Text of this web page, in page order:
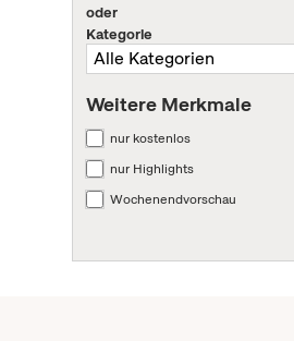
oder
Kategorie
Weitere Merkmale
nur kostenlos
nur Highlights
Wochenendvorschau